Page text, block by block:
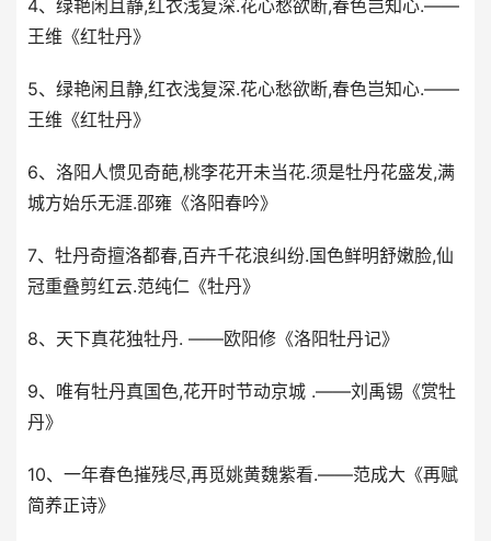
4、绿艳闲且静,红衣浅复深.花心愁欲断,春色岂知心.——
王维《红牡丹》
5、绿艳闲且静,红衣浅复深.花心愁欲断,春色岂知心.——
王维《红牡丹》
6、洛阳人惯见奇葩,桃李花开未当花.须是牡丹花盛发,满
城方始乐无涯.邵雍《洛阳春吟》
7、牡丹奇擅洛都春,百卉千花浪纠纷.国色鲜明舒嫩脸,仙
冠重叠剪红云.范纯仁《牡丹》
8、天下真花独牡丹. ——欧阳修《洛阳牡丹记》
9、唯有牡丹真国色,花开时节动京城 .——刘禹锡《赏牡
丹》
10、一年春色摧残尽,再觅姚黄魏紫看.——范成大《再赋
简养正诗》